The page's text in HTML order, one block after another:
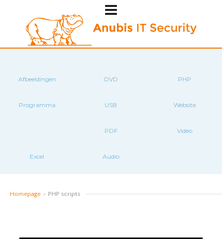
Afbeeldingen DVD PHP
Programma USB Website
PDF Video
Excel Audio
Homepage > PHP scripts